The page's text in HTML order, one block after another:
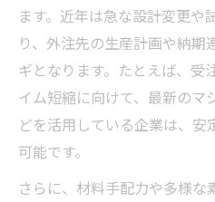
高品質な精密加工調達
金属加工の品質基
精密加工調達で失
見積もりや納期対
レーザー加工や難
ます。近年は急な設計変更や
り、外注先の生産計画や納期
ギとなります。たとえば、受
イム短縮に向けて、最新のマ
どを活用している企業は、
可能です。
さらに、材料手配力や多様な